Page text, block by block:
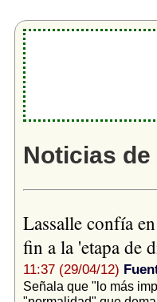
Noticias
Lassalle confía
fin a la 'etapa de
11:37 (29/04/12)
Señala que "lo más